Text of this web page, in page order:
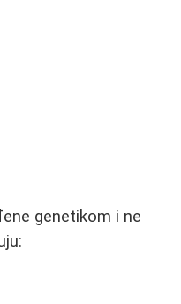
genetikom i ne